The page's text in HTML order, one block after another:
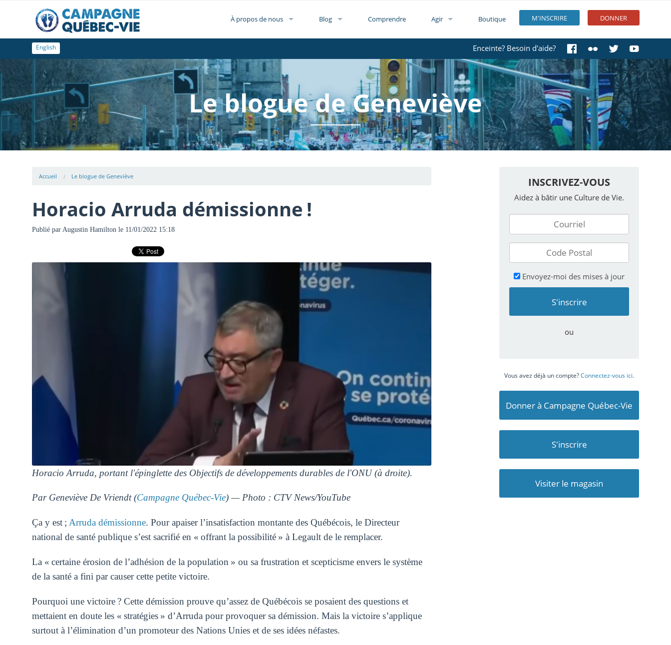
M'INSCRIRE DONNER
À propos de nous Blog Comprendre Agir Boutique
Enceinte? Besoin d'aide?
English
Le blogue de Geneviève
Accueil Le blogue de Geneviève
Horacio Arruda démissionne !
Publié par Augustin Hamiltonle 11/01/2022 15:18
Horacio Arruda, portant l'épinglette des Objectifs de développements durables de l'ONU (à droite).
Par Geneviève De Vriendt (Campagne Québec-Vie) — Photo : CTV News/YouTube
Ça y est ; Arruda démissionne. Pour apaiser l’insatisfaction montante des Québécois, le Directeur
national de santé publique s’est sacrifié en « offrant la possibilité » à Legault de le remplacer.
La « certaine érosion de l’adhésion de la population » ou sa frustration et scepticisme envers le système
de la santé a fini par causer cette petite victoire.
Pourquoi une victoire ? Cette démission prouve qu’assez de Québécois se posaient des questions et
mettaient en doute les « stratégies » d’Arruda pour provoquer sa démission. Mais la victoire s’applique
surtout à l’élimination d’un promoteur des Nations Unies et de ses idées néfastes.
INSCRIVEZ-VOUS
Aidez à bâtir une Culture de Vie.
Envoyez-moi des mises à jour
ou
Vous avez déjà un compte?Connectez-vous ici.
Donner à Campagne Québec-Vie
S'inscrire
Visiter le magasin